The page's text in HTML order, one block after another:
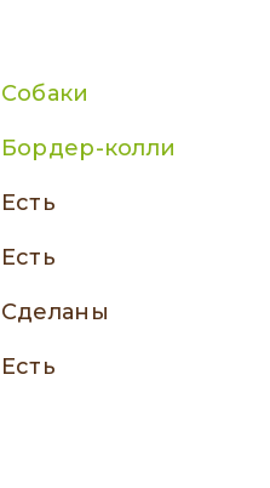
Собаки
Бордер-колли
есть
есть
сделаны
есть